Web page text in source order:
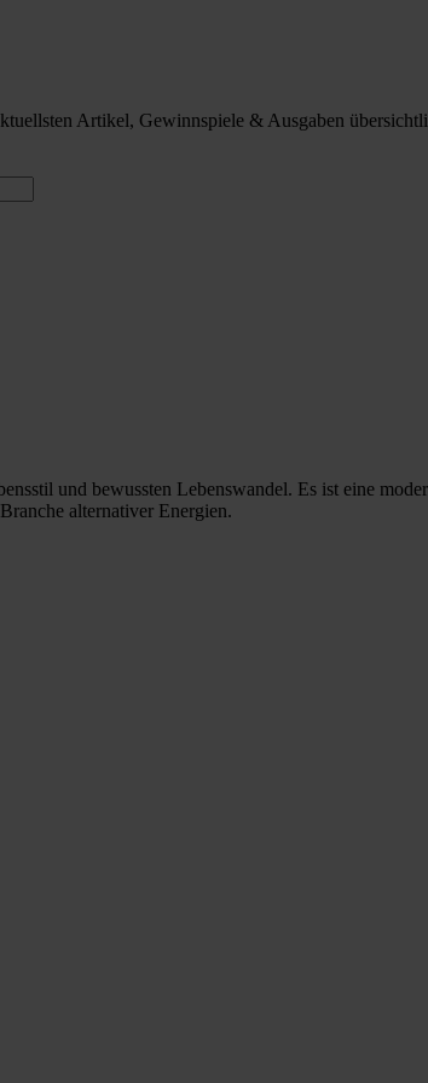
Artikel, Gewinnspiele & Ausgaben
und bewussten Lebenswandel. Es ist eine
alternativer Energien.